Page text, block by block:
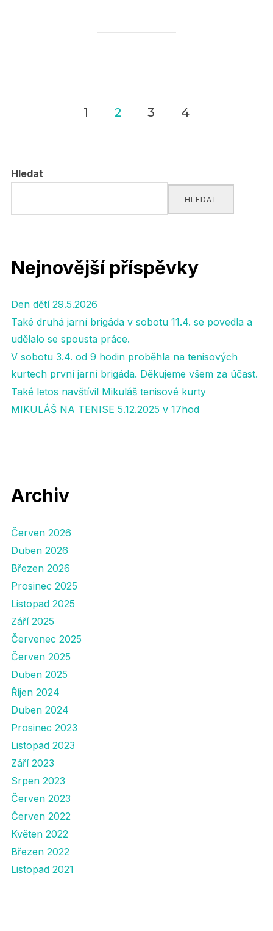
příspěvky
1 2 3 4
Hledat
HLEDAT
Nejnovější příspěvky
Den dětí 29.5.2026
Také druhá jarní brigáda v sobotu 11.4. se povedla a
udělalo se spousta práce.
V sobotu 3.4. od 9 hodin proběhla na tenisových
kurtech první jarní brigáda. Děkujeme všem za účast.
Také letos navštívil Mikuláš tenisové kurty
MIKULÁŠ NA TENISE 5.12.2025 v 17hod
Archiv
Červen 2026
Duben 2026
Březen 2026
Prosinec 2025
Listopad 2025
Září 2025
Červenec 2025
Červen 2025
Duben 2025
Říjen 2024
Duben 2024
Prosinec 2023
Listopad 2023
Září 2023
Srpen 2023
Červen 2023
Červen 2022
Květen 2022
Březen 2022
Listopad 2021